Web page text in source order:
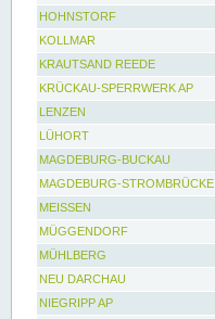
HOHNSTORF
KOLLMAR
KRAUTSAND REEDE
KRÜCKAU-SPERRWERK AP
LENZEN
LÜHORT
MAGDEBURG-BUCKAU
MAGDEBURG-STROMBRÜCKE
MEISSEN
MÜGGENDORF
MÜHLBERG
NEU DARCHAU
NIEGRIPP AP